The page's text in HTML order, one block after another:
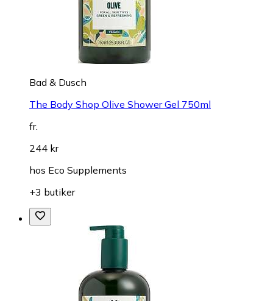
Bad & Dusch
The Body Shop Olive Shower Gel 750ml
fr.
244 kr
hos Eco Supplements
+3 butiker